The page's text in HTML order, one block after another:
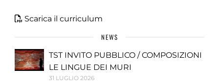
Scarica il curriculum
NEWS
TST INVITO PUBBLICO / COMPOSIZIONI
LE LINGUE DEI MURI
31 LUGLIO 2026